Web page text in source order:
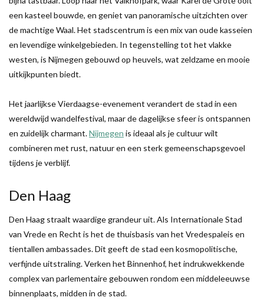
een kasteel bouwde, en geniet van panoramische uitzichten over
de machtige Waal. Het stadscentrum is een mix van oude kasseien
en levendige winkelgebieden. In tegenstelling tot het vlakke
westen, is Nijmegen gebouwd op heuvels, wat zeldzame en mooie
uitkijkpunten biedt.
Het jaarlijkse Vierdaagse-evenement verandert de stad in een
wereldwijd wandelfestival, maar de dagelijkse sfeer is ontspannen
en zuidelijk charmant.Nijmegen is ideaal als je cultuur wilt
combineren met rust, natuur en een sterk gemeenschapsgevoel
tijdens je verblijf.
Den Haag
Den Haag straalt waardige grandeur uit. Als Internationale Stad
van Vrede en Recht is het de thuisbasis van het Vredespaleis en
tientallen ambassades. Dit geeft de stad een kosmopolitische,
verfijnde uitstraling. Verken het Binnenhof, het indrukwekkende
complex van parlementaire gebouwen rondom een middeleeuwse
binnenplaats, midden in de stad.